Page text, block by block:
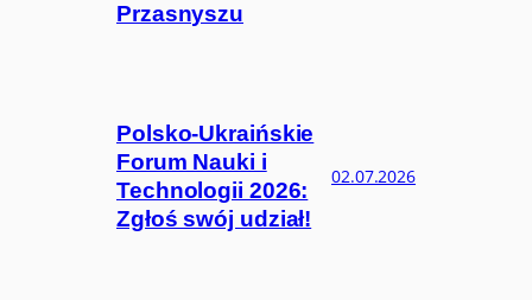
Przasnyszu
Polsko-Ukraińskie
Forum Nauki i
Technologii 2026:
Zgłoś swój udział!
02.07.2026